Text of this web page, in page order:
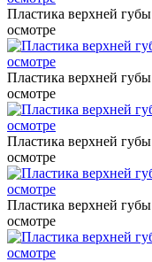
Пластика верхней губы
осмотре
Пластика верхней губы
осмотре
Пластика верхней губы
осмотре
Пластика верхней губы
осмотре